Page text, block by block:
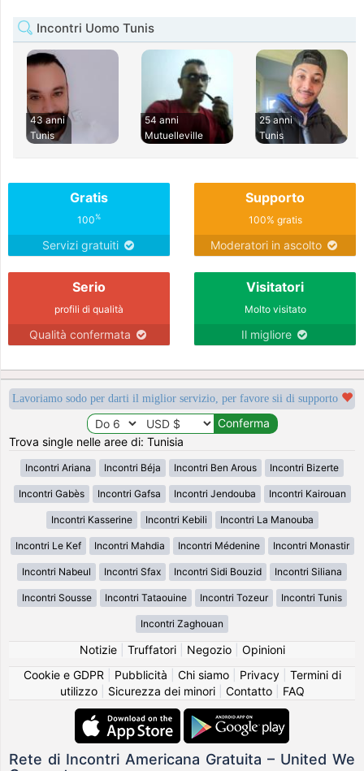
Incontri Uomo Tunis
43 anni
Tunis
54 anni
Mutuelleville
25 anni
Tunis
Gratis
100%
Servizi gratuiti
Supporto
100% gratis
Moderatori in ascolto
Serio
profili di qualità
Qualità confermata
Visitatori
Molto visitato
Il migliore
Lavoriamo sodo per darti il miglior servizio, per favore sii di supporto
Trova single nelle aree di: Tunisia
Incontri Ariana Incontri Béja Incontri Ben Arous Incontri Bizerte
Incontri Gabès Incontri Gafsa Incontri Jendouba Incontri Kairouan
Incontri Kasserine Incontri Kebili Incontri La Manouba
Incontri Le Kef Incontri Mahdia Incontri Médenine Incontri Monastir
Incontri Nabeul Incontri Sfax Incontri Sidi Bouzid Incontri Siliana
Incontri Sousse Incontri Tataouine Incontri Tozeur Incontri Tunis
Incontri Zaghouan
Notizie| Truffatori| Negozio| Opinioni
Cookie e GDPR
Pubblicità Chi siamo| Privacy| Termini di
utilizzo| Sicurezza dei minori| Contatto| FAQ
Rete di Incontri Americana Gratuita – United We